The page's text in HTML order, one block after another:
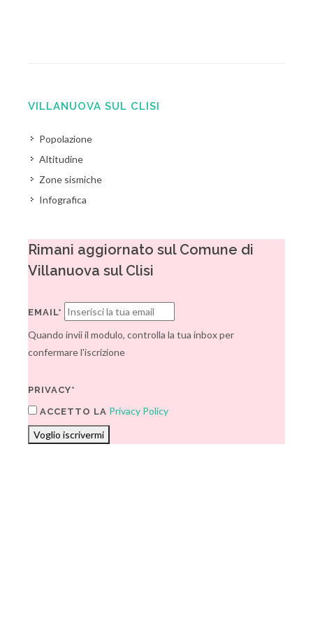
VILLANUOVA SUL CLISI
Popolazione
Altitudine
Zone sismiche
Infografica
Rimani aggiornato sul Comune di
Villanuova sul Clisi
EMAIL*
Quando invii il modulo, controlla la tua inbox per
confermare l'iscrizione
PRIVACY*
ACCETTO LA Privacy Policy
Voglio iscrivermi